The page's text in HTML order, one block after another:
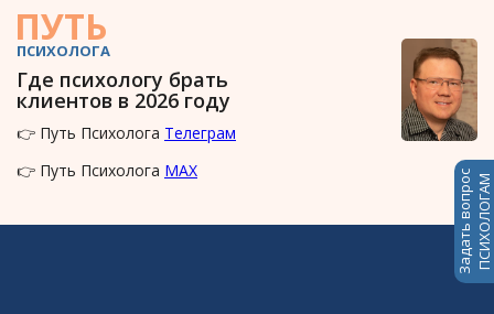
ПУТЬ
ПСИХОЛОГА
Где психологу брать
клиентов в 2026 году
👉 Путь Психолога Телеграм
👉 Путь Психолога MAX Задать вопросПСИХОЛОГАМ